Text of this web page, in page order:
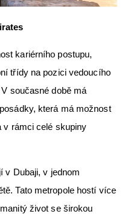
kariérního postupu,
třídy na pozici vedoucího
současné době má
která má možnost
v rámci celé skupiny
v Dubaji, v jednom
Tato metropole hostí více
život se širokou